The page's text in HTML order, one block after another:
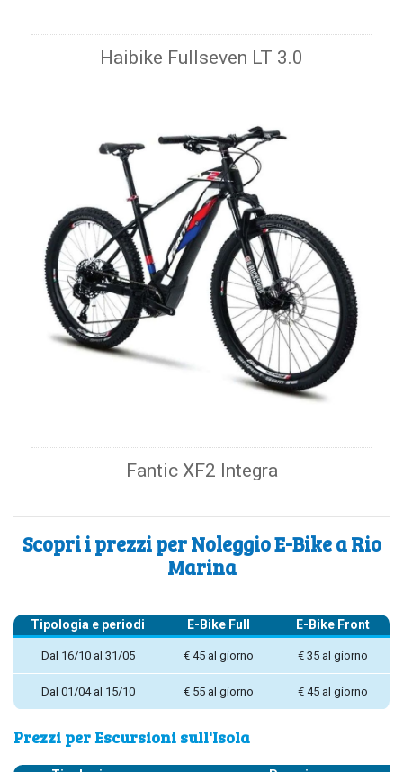
Haibike Fullseven LT 3.0
Fantic XF2 Integra
Scopri i prezzi per Noleggio E-Bike a Rio
Marina
Tipologia e periodi E-Bike Full E-Bike Front
Dal 16/10 al 31/05 € 45 al giorno € 35 al giorno
Dal 01/04 al 15/10 € 55 al giorno € 45 al giorno
Prezzi per Escursioni sull'Isola